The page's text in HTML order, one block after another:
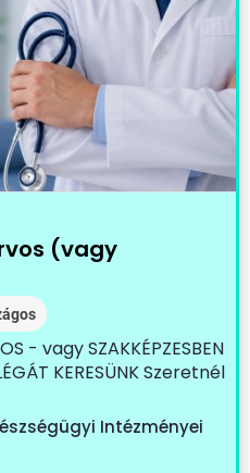
(vagy
- vagy SZAKKÉPZESBEN
KERESÜNK Szeretnél
Intézményei